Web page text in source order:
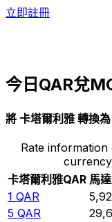
立即註冊
今日QAR兌
將 卡塔爾利雅 轉換
Rate information
卡塔爾利雅QAR 馬
1 QAR
5 QAR